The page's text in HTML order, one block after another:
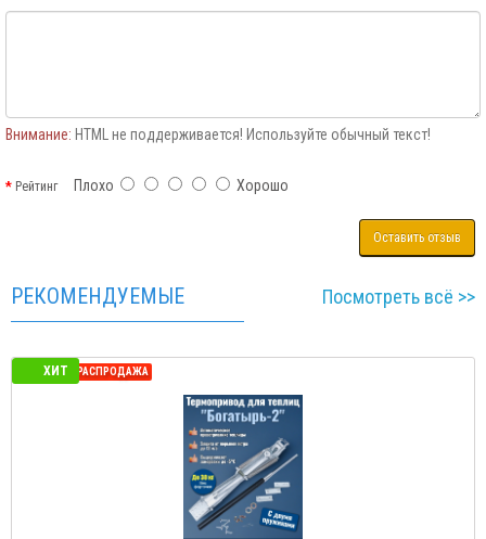
Внимание: HTML не поддерживается! Используйте обычный текст!
РейтингПлохо Хорошо
Оставить отзыв
РЕКОМЕНДУЕМЫЕ Посмотреть всё >>
ХИТ
СЕЗОННАЯ РАСПРОДАЖА